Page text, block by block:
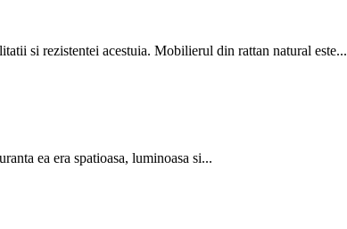
si rezistentei acestuia. Mobilierul din rattan natural este...
ea era spatioasa, luminoasa si...